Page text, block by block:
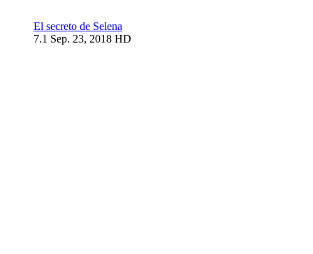
El secreto de Selena
7.1 Sep. 23, 2018 HD